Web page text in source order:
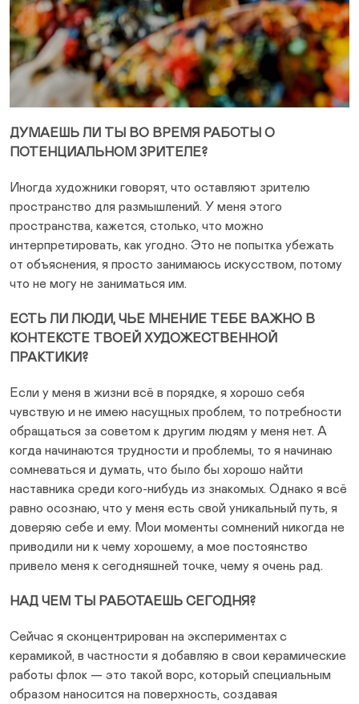
ДУМАЕШЬ ЛИ ТЫ ВО ВРЕМЯ РАБОТЫ О
ПОТЕНЦИАЛЬНОМ ЗРИТЕЛЕ?
Иногда художники говорят, что оставляют зрителю
пространство для размышлений. У меня этого
пространства, кажется, столько, что можно
интерпретировать, как угодно. Это не попытка убежать
от объяснения, я просто занимаюсь искусством, потому
что не могу не заниматься им.
ЕСТЬ ЛИ ЛЮДИ, ЧЬЕ МНЕНИЕ ТЕБЕ ВАЖНО В
КОНТЕКСТЕ ТВОЕЙ ХУДОЖЕСТВЕННОЙ
ПРАКТИКИ?
Если у меня в жизни всё в порядке, я хорошо себя
чувствую и не имею насущных проблем, то потребности
обращаться за советом к другим людям у меня нет. А
когда начинаются трудности и проблемы, то я начинаю
сомневаться и думать, что было бы хорошо найти
наставника среди кого-нибудь из знакомых. Однако я всё
равно осознаю, что у меня есть свой уникальный путь, я
доверяю себе и ему. Мои моменты сомнений никогда не
приводили ни к чему хорошему, а мое постоянство
привело меня к сегодняшней точке, чему я очень рад.
НАД ЧЕМ ТЫ РАБОТАЕШЬ СЕГОДНЯ?
Сейчас я сконцентрирован на экспериментах с
керамикой, в частности я добавляю в свои керамические
работы флок — это такой ворс, который специальным
образом наносится на поверхность, создавая